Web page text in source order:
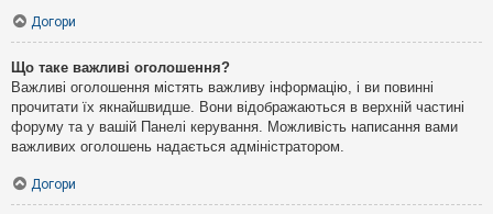
Догори
Що таке важливі оголошення?
Важливі оголошення містять важливу інформацію, і ви повинні
прочитати їх якнайшвидше. Вони відображаються в верхній частині
форуму та у вашій Панелі керування. Можливість написання вами
важливих оголошень надається адміністратором.
Догори